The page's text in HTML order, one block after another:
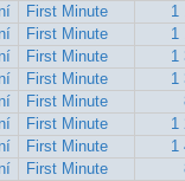
First Minute
1
First Minute
1
First Minute
1
First Minute
1
First Minute
First Minute
1
First Minute
1
First Minute